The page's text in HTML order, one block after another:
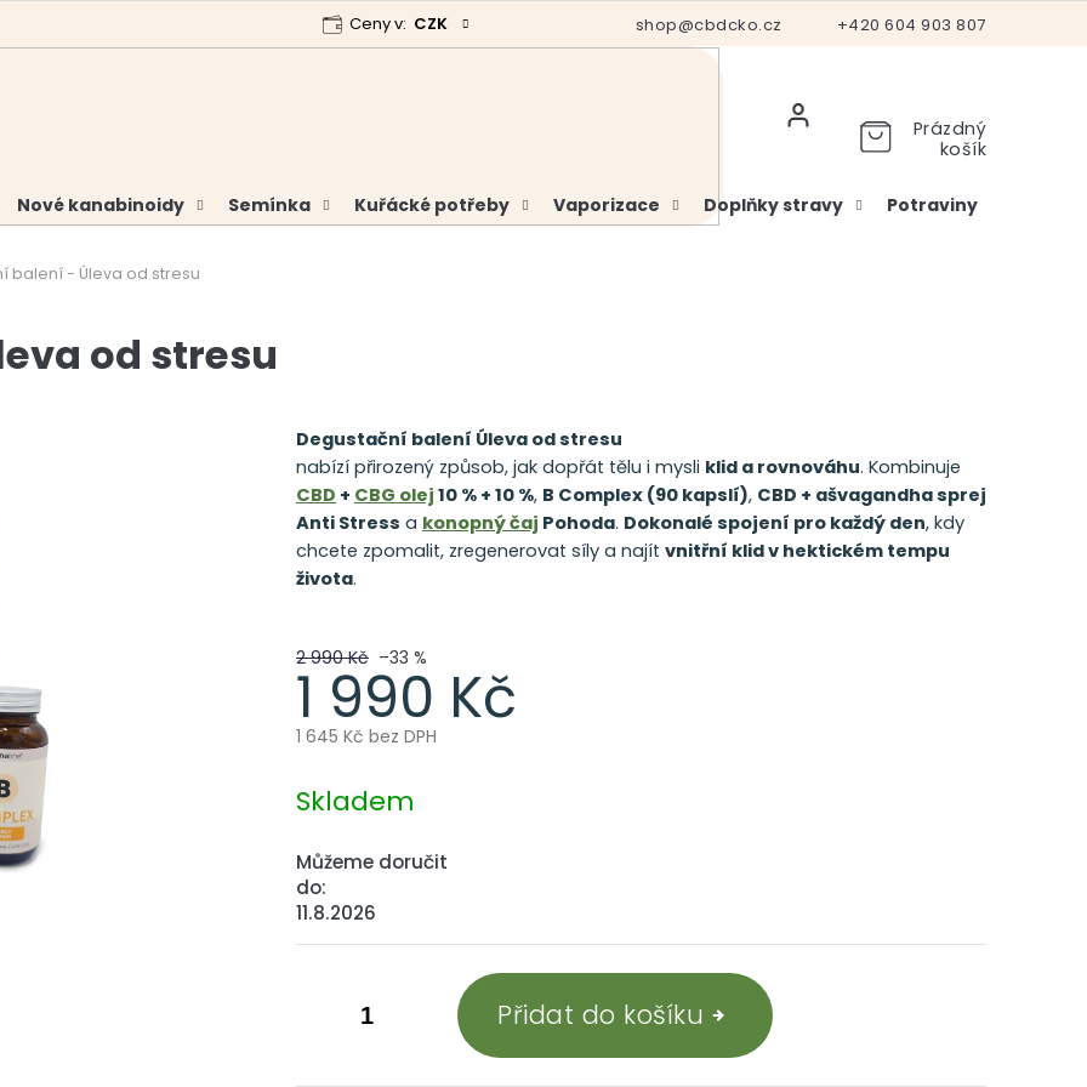
+420 604 903 807
shop@cbdcko.cz
Analýzy a certifikáty Hodnocení obchodu Vrácení a reklamace
Ceny v: CZK
Prázdný
košík
Nové kanabinoidy Semínka Kuřácké potřeby Vaporizace Doplňky stravy Potraviny
balení - Úleva od stresu
od stresu
2 990 Kč –33 %
1 990 Kč
1 645 Kč bez DPH
cena:
Skladem
Můžeme doručit
do:
11.8.2026
Přidat do košíku
Degustační balení Úleva od stresu
nabízí přirozený způsob, jak dopřát tělu i mysli klid a rovnováhu. Kombinuje
CBD + CBG olej 10 % + 10 %, B Complex (90 kapslí), CBD + ašvagandha sprej
Anti Stress a konopný čaj Pohoda. Dokonalé spojení pro každý den, kdy
chcete zpomalit, zregenerovat síly a najít vnitřní klid v hektickém tempu
života.